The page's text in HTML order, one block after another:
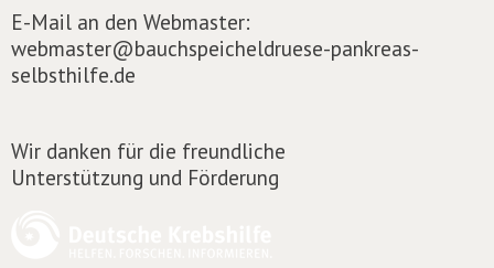
E-Mail an den Webmaster:
webmaster@bauchspeicheldruese-pankreas-
selbsthilfe.de
Wir danken für die freundliche
Unterstützung und Förderung